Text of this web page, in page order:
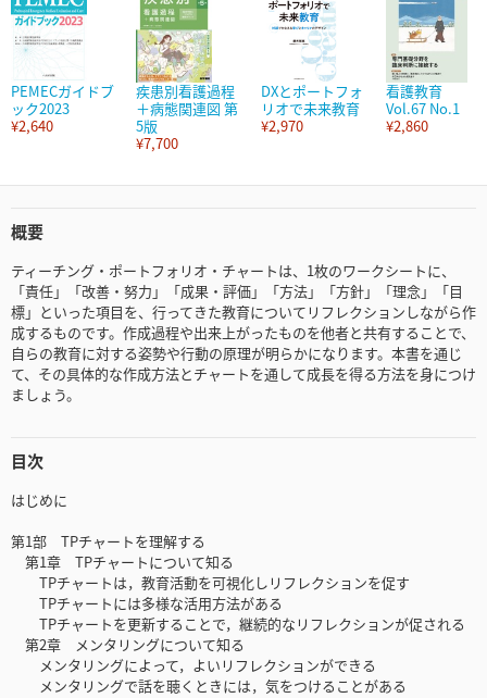
PEMECガイドブ
ック2023
¥2,640
疾患別看護過程
＋病態関連図 第
5版
¥7,700
DXとポートフォ
リオで未来教育
¥2,970
看護教育
Vol.67 No.1
¥2,860
概要
ティーチング・ポートフォリオ・チャートは、1枚のワークシートに、
「責任」「改善・努力」「成果・評価」「方法」「方針」「理念」「目
標」といった項目を、行ってきた教育についてリフレクションしながら作
成するものです。作成過程や出来上がったものを他者と共有することで、
自らの教育に対する姿勢や行動の原理が明らかになります。本書を通じ
て、その具体的な作成方法とチャートを通して成長を得る方法を身につけ
ましょう。
目次
はじめに
第1部 TPチャートを理解する
第1章 TPチャートについて知る
TPチャートは，教育活動を可視化しリフレクションを促す
TPチャートには多様な活用方法がある
TPチャートを更新することで，継続的なリフレクションが促される
第2章 メンタリングについて知る
メンタリングによって，よいリフレクションができる
メンタリングで話を聴くときには，気をつけることがある